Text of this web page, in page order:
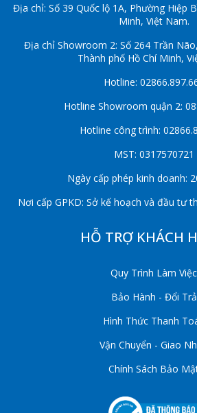
Địa chỉ: Số 39 Quốc lộ 1A, Phường Hiệp
Minh, Việt Nam.
Địa chỉ Showroom 2: Số 264 Trần
Thành phố Hồ Chí Minh,
Hotline:
Hotline Showroom quận 2:
Hotline công trình:
MST: 0317570721
Ngày cấp phép kinh doanh:
Nơi cấp GPKD: Sở kế hoạch và đầu tư
HỖ TRỢ KHÁCH
Quy Trình Làm Việc
Bảo Hành - Đổi Trả
Hình Thức Thanh
Vận Chuyển - Giao
Chính Sách Bảo